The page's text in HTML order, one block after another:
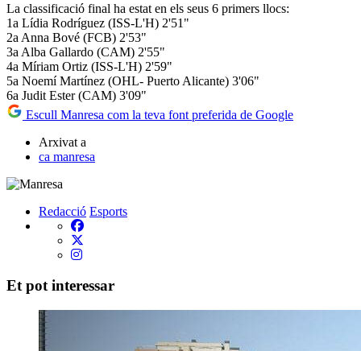
La classificació final ha estat en els seus 6 primers llocs:
1a Lídia Rodríguez (ISS-L'H) 2'51"
2a Anna Bové (FCB) 2'53"
3a Alba Gallardo (CAM) 2'55"
4a Míriam Ortiz (ISS-L'H) 2'59"
5a Noemí Martínez (OHL- Puerto Alicante) 3'06"
6a Judit Ester (CAM) 3'09"
Escull Manresa com la teva font preferida de Google
Arxivat a
ca manresa
Redacció Esports
Et pot interessar